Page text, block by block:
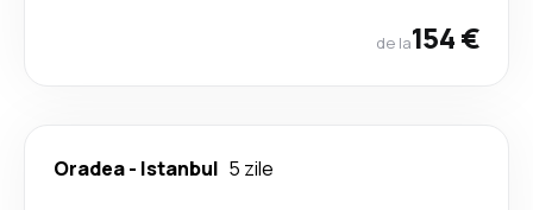
de la154 €
Oradea- Istanbul 5 zile